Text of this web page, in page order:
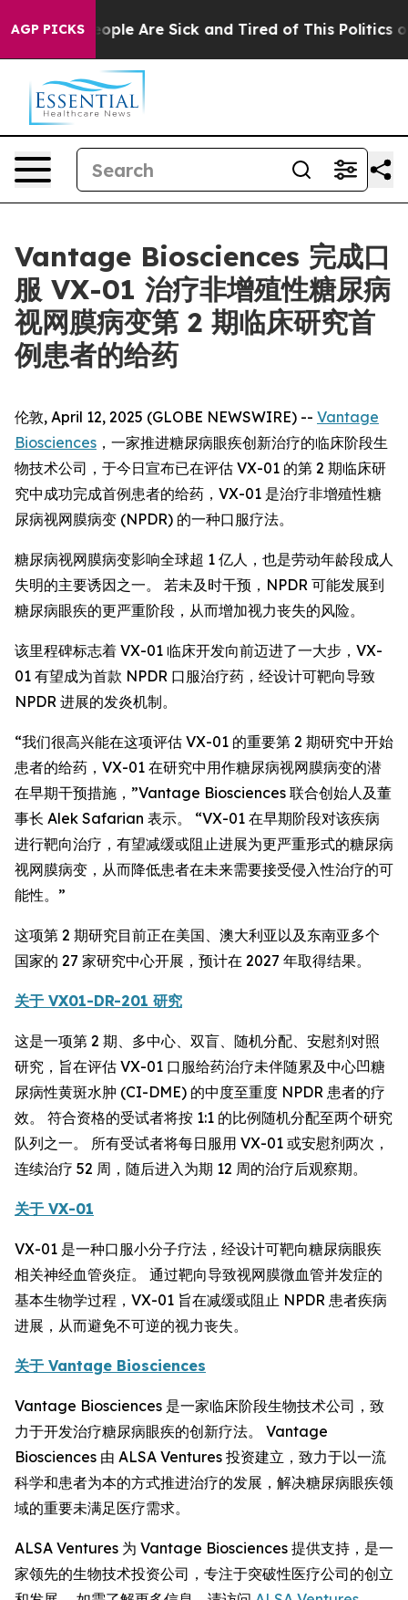
AGP PICKS
Win: “People Are Sick and Tired of This Politics of
Vantage Biosciences 完成口
服 VX-01 治疗非增殖性糖尿病
视网膜病变第 2 期临床研究首
例患者的给药
伦敦, April 12, 2025 (GLOBE NEWSWIRE) -- Vantage
Biosciences ，一家推进糖尿病眼疾创新治疗的临床阶段生
物技术公司，于今日宣布已在评估 VX-01 的第 2 期临床研
究中成功完成首例患者的给药，VX-01 是治疗非增殖性糖
尿病视网膜病变 (NPDR) 的一种口服疗法。
糖尿病视网膜病变影响全球超 1 亿人，也是劳动年龄段成人
失明的主要诱因之一。 若未及时干预，NPDR 可能发展到
糖尿病眼疾的更严重阶段，从而增加视力丧失的风险。
该里程碑标志着 VX-01 临床开发向前迈进了一大步，VX-
01 有望成为首款 NPDR 口服治疗药，经设计可靶向导致
NPDR 进展的发炎机制。
“我们很高兴能在这项评估 VX-01 的重要第 2 期研究中开始
患者的给药，VX-01 在研究中用作糖尿病视网膜病变的潜
在早期干预措施，”Vantage Biosciences 联合创始人及董
事长 Alek Safarian 表示。 “VX-01 在早期阶段对该疾病
进行靶向治疗，有望减缓或阻止进展为更严重形式的糖尿病
视网膜病变，从而降低患者在未来需要接受侵入性治疗的可
能性。”
这项第 2 期研究目前正在美国、澳大利亚以及东南亚多个
国家的 27 家研究中心开展，预计在 2027 年取得结果。
关于 VX01-DR-201 研究
这是一项第 2 期、多中心、双盲、随机分配、安慰剂对照
研究，旨在评估 VX-01 口服给药治疗未伴随累及中心凹糖
尿病性黄斑水肿 (CI-DME) 的中度至重度 NPDR 患者的疗
效。 符合资格的受试者将按 1:1 的比例随机分配至两个研究
队列之一。 所有受试者将每日服用 VX-01 或安慰剂两次，
连续治疗 52 周，随后进入为期 12 周的治疗后观察期。
关于 VX-01
VX-01 是一种口服小分子疗法，经设计可靶向糖尿病眼疾
相关神经血管炎症。 通过靶向导致视网膜微血管并发症的
基本生物学过程，VX-01 旨在减缓或阻止 NPDR 患者疾病
进展，从而避免不可逆的视力丧失。
关于 Vantage Biosciences
Vantage Biosciences 是一家临床阶段生物技术公司，致
力于开发治疗糖尿病眼疾的创新疗法。 Vantage
Biosciences 由 ALSA Ventures 投资建立，致力于以一流
科学和患者为本的方式推进治疗的发展，解决糖尿病眼疾领
域的重要未满足医疗需求。
ALSA Ventures 为 Vantage Biosciences 提供支持，是一
家领先的生物技术投资公司，专注于突破性医疗公司的创立